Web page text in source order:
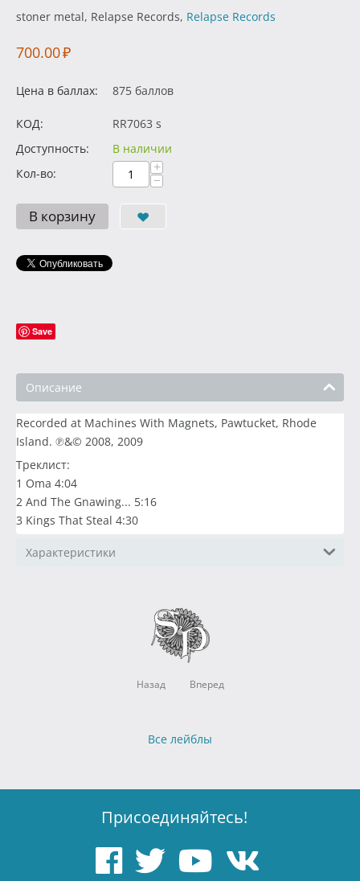
stoner metal, Relapse Records, Relapse Records
700.00₽
Цена в баллах: 875 баллов
КОД:
RR7063 s
Доступность:
В наличии
Кол-во:
+
−
В корзину
Save
Описание
Recorded at Machines With Magnets, Pawtucket, Rhode
Island. ℗&© 2008, 2009
Треклист:
1 Oma 4:04
2 And The Gnawing... 5:16
3 Kings That Steal 4:30
Характеристики
Назад Вперед
Все лейблы
Присоединяйтесь!